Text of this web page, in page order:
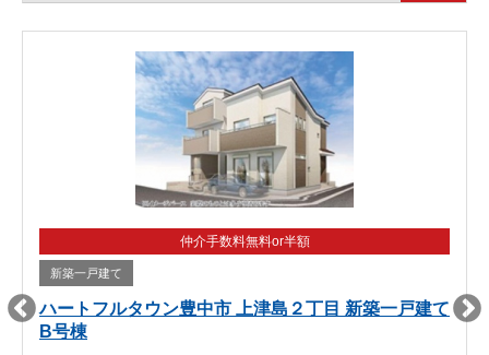
仲介手数料無料or半額
新築一戸建て
ハートフルタウン豊中市 上津島２丁目 新築一戸建て
B号棟